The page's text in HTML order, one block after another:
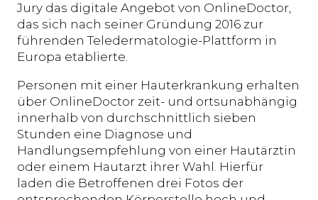
Jury das digitale Angebot von OnlineDoctor,
das sich nach seiner Gründung 2016 zur
führenden Teledermatologie-Plattform in
Europa etablierte.
Personen mit einer Hauterkrankung erhalten
über OnlineDoctor zeit- und ortsunabhängig
innerhalb von durchschnittlich sieben
Stunden eine Diagnose und
Handlungsempfehlung von einer Hautärztin
oder einem Hautarzt ihrer Wahl. Hierfür
laden die Betroffenen drei Fotos der